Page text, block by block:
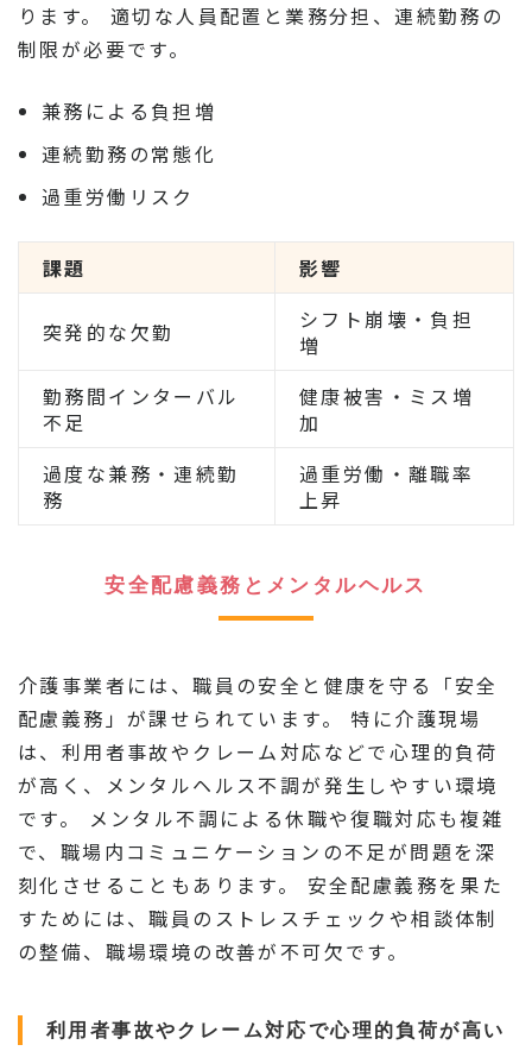
ります。 適切な人員配置と業務分担、連続勤務の
制限が必要です。
兼務による負担増
連続勤務の常態化
過重労働リスク
課題 影響
突発的な欠勤
シフト崩壊・負担
増
勤務間インターバル
不足
健康被害・ミス増
加
過度な兼務・連続勤
務
過重労働・離職率
上昇
安全配慮義務とメンタルヘルス
介護事業者には、職員の安全と健康を守る「安全
配慮義務」が課せられています。 特に介護現場
は、利用者事故やクレーム対応などで心理的負荷
が高く、メンタルヘルス不調が発生しやすい環境
です。 メンタル不調による休職や復職対応も複雑
で、職場内コミュニケーションの不足が問題を深
刻化させることもあります。 安全配慮義務を果た
すためには、職員のストレスチェックや相談体制
の整備、職場環境の改善が不可欠です。
利用者事故やクレーム対応で心理的負荷が高い